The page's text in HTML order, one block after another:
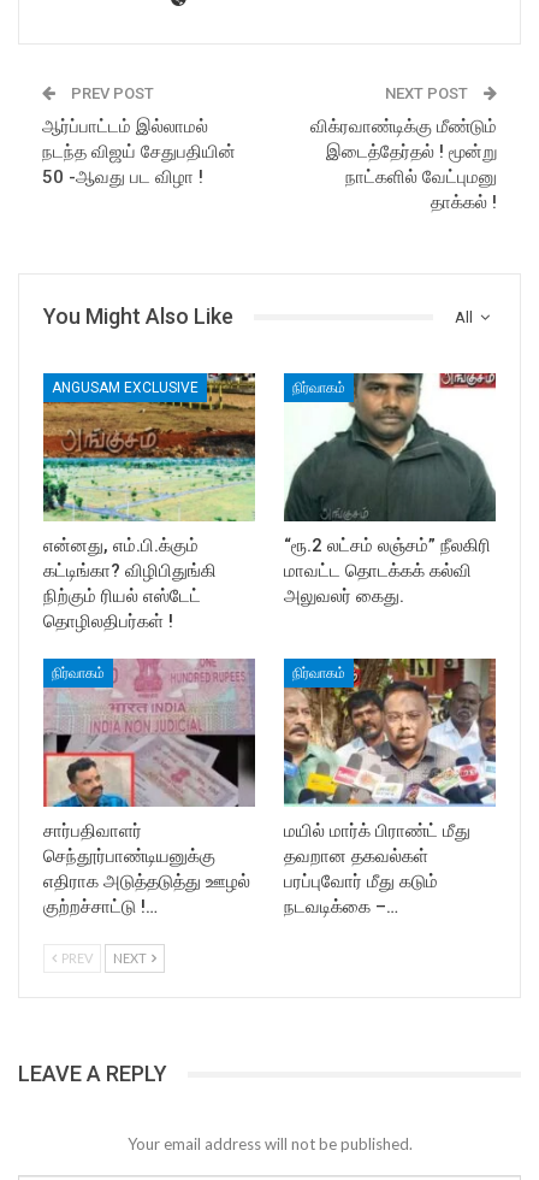
PREV POST
ஆர்ப்பாட்டம் இல்லாமல்
நடந்த விஜய் சேதுபதியின்
50 -ஆவது பட விழா !
NEXT POST
விக்ரவாண்டிக்கு மீண்டும்
இடைத்தேர்தல் ! மூன்று
நாட்களில் வேட்புமனு
தாக்கல் !
All
You Might Also Like
ANGUSAM EXCLUSIVE
என்னது, எம்.பி.க்கும்
கட்டிங்கா? விழிபிதுங்கி
நிற்கும் ரியல் எஸ்டேட்
தொழிலதிபர்கள் !
நிர்வாகம்
“ரூ.2 லட்சம் லஞ்சம்” நீலகிரி
மாவட்ட தொடக்கக் கல்வி
அலுவலர் கைது.
நிர்வாகம்
சார்பதிவாளர்
செந்தூர்பாண்டியனுக்கு
எதிராக அடுத்தடுத்து ஊழல்
குற்றச்சாட்டு !…
நிர்வாகம்
மயில் மார்க் பிராண்ட் மீது
தவறான தகவல்கள்
பரப்புவோர் மீது கடும்
நடவடிக்கை –…
PREV NEXT
LEAVE A REPLY
Your email address will not be published.